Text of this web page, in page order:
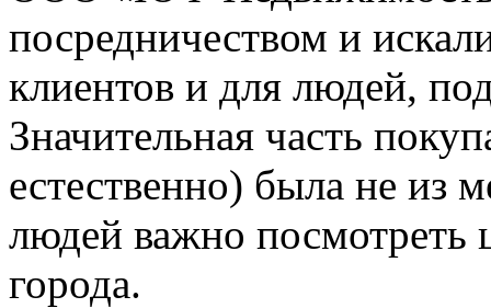
посредничеством и
клиентов и для людей,
Значительная часть
естественно) была не из
людей важно посмотреть
города.